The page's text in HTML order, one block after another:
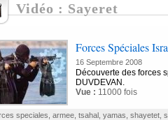
Vidéo : Sayeret
Forces Spéciales
16 Septembre 2008
Découverte des forces
DUVDEVAN.
Vue : 11000 fois
speciales armee, tsahal, yamas shayetet,